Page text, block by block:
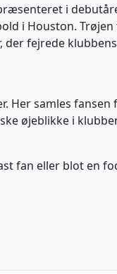
i
i Houston.
fejrede klubbens
Her samles
øjeblikke i
fan eller blot en